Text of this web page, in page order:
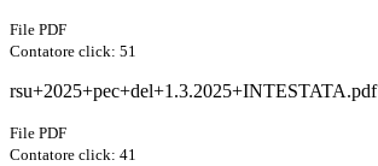
File PDF
Contatore click: 51
rsu+2025+pec+del+1.3.2025+INTESTATA.pdf
File PDF
Contatore click: 41